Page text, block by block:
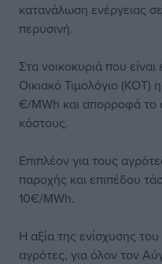
κατανάλωση ενέργειας
περυσινή.
Στα νοικοκυριά που
Οικιακό Τιμολόγιο (ΚΟΤ)
€/MWh και απορροφά το
κόστους.
Επιπλέον για τους
παροχής και επιπέδου
10€/MWh.
Η αξία της ενίσχυσης
αγρότες, για όλον τον